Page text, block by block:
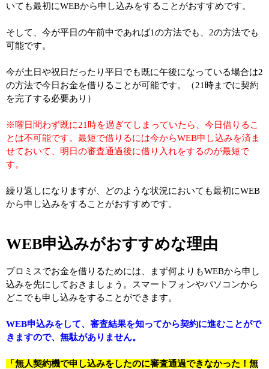
いても最初にWEBから申し込みをすることがおすすめです。
そして、今が平日の午前中であれば1の方法でも、2の方法でも
可能です。
今が土日や祝日だったり平日でも既に午後になっている場合は2
の方法で今日お金を借りることが可能です。（21時までに契約
を完了する必要あり）
※曜日問わず既に21時を過ぎてしまっていたら、今日借りるこ
とは不可能です。最短で借りるには今からWEB申し込みを済ま
せておいて、明日の審査通過後に借り入れをするのが最短で
す。
繰り返しになりますが、どのような状況においても最初にWEB
から申し込みをすることがおすすめです。
WEB申込みがおすすめな理由
プロミスでお金を借りるためには、まず何よりもWEBから申し
込みを先にしておきましょう。スマートフォンやパソコンから
どこでも申し込みをすることができます。
WEB申込みをして、審査結果を知ってから契約に進むことがで
きますので、無駄がありません。
「無人契約機で申し込みをしたのに審査通過できなかった！無